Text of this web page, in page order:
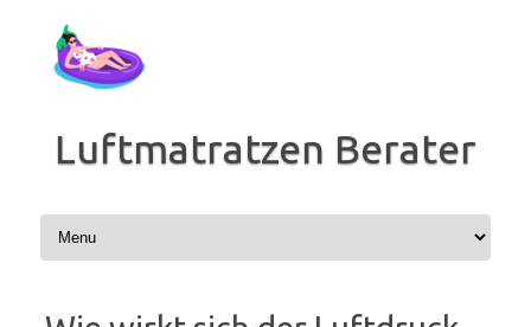
Inhalt
springen
Luftmatratzen Berater